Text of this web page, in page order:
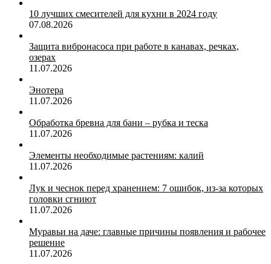
10 лучших смесителей для кухни в 2024 году
07.08.2026
Защита вибронасоса при работе в канавах, речках,
озерах
11.07.2026
Энотера
11.07.2026
Обработка бревна для бани – рубка и теска
11.07.2026
Элементы необходимые растениям: калий
11.07.2026
Лук и чеснок перед хранением: 7 ошибок, из-за которых
головки сгниют
11.07.2026
Муравьи на даче: главные причины появления и рабочее
решение
11.07.2026